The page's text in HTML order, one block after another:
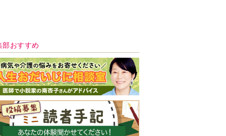
号 好評発売中！